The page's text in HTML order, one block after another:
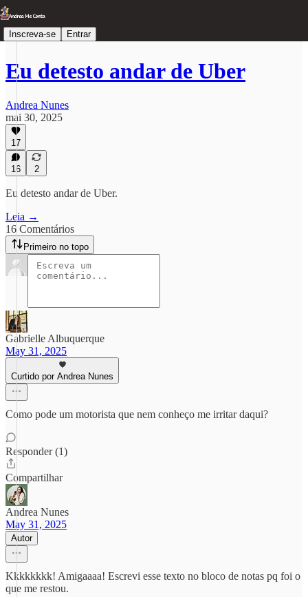
Inscreva-se Entrar
Eu detesto andar de Uber
Andrea Nunes
mai 30, 2025
17
16 2
Eu detesto andar de Uber.
Leia →
16 Comentários
Primeiro no topo
Gabrielle Albuquerque
May 31, 2025
Curtido por Andrea Nunes
Como pode um motorista que nem conheço me irritar daqui?
Responder (1)
Compartilhar
Andrea Nunes
May 31, 2025
Autor
Kkkkkkkk! Amigaaaa! Escrevi esse texto no bloco de notas pq foi o
que me restou.